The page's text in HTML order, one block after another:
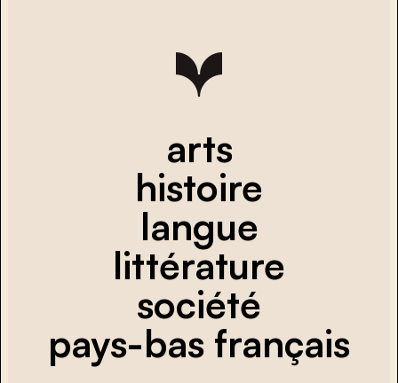
arts
histoire
langue
littérature
société
pays-bas français